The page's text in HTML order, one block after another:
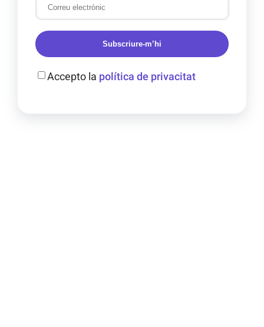
Subscriure-m’hi
Accepto la política de privacitat